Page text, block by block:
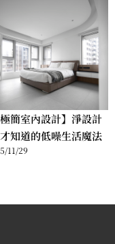
極簡室內設計】淨設計
才知道的低噪生活魔法
11/29